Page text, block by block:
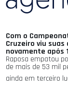
Com o
Cruzeiro viu
novamente após
Raposa empatou
de mais de 53 mil
ainda em terceiro